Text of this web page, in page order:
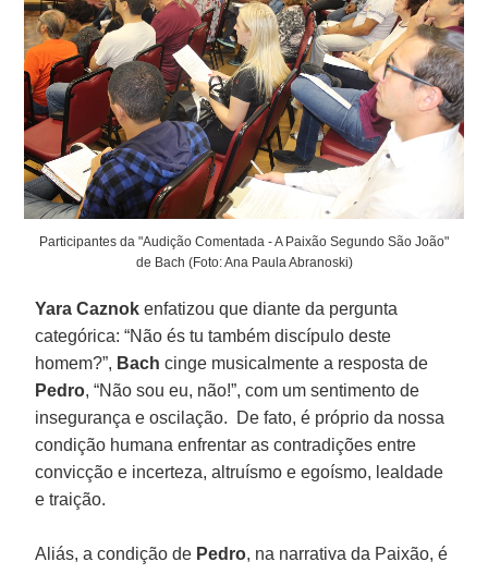
Participantes da "Audição Comentada - A Paixão Segundo São João"
de Bach (Foto: Ana Paula Abranoski)
Yara Caznok enfatizou que diante da pergunta
categórica: “Não és tu também discípulo deste
homem?”, Bach cinge musicalmente a resposta de
Pedro, “Não sou eu, não!”, com um sentimento de
insegurança e oscilação. De fato, é próprio da nossa
condição humana enfrentar as contradições entre
convicção e incerteza, altruísmo e egoísmo, lealdade
e traição.
Aliás, a condição de Pedro, na narrativa da Paixão, é